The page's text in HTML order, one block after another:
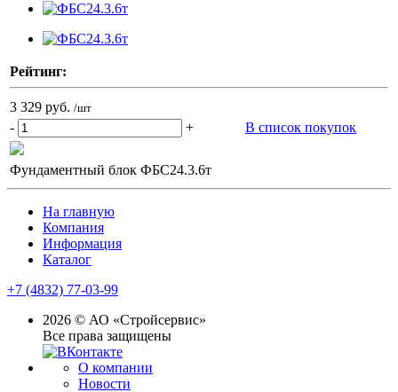
Рейтинг:
3 329 руб. /шт
- + В список покупок
Фундаментный блок ФБС24.3.6т
На главную
Компания
Информация
Каталог
+7 (4832) 77-03-99
2026 © АО «Стройсервис»
Все права защищены
О компании
Новости